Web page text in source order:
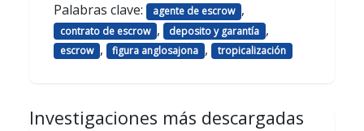
Palabras clave: agente de escrow ,
contrato de escrow , deposito y garantía ,
escrow , figura anglosajona , tropicalización
Investigaciones más descargadas